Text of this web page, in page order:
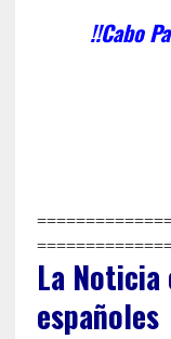
!!Cabo
La
españoles